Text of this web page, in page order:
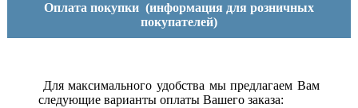
Оплата покупки (информация для розничных
покупателей)
Для максимального удобства мы предлагаем Вам
следующие варианты оплаты Вашего заказа: